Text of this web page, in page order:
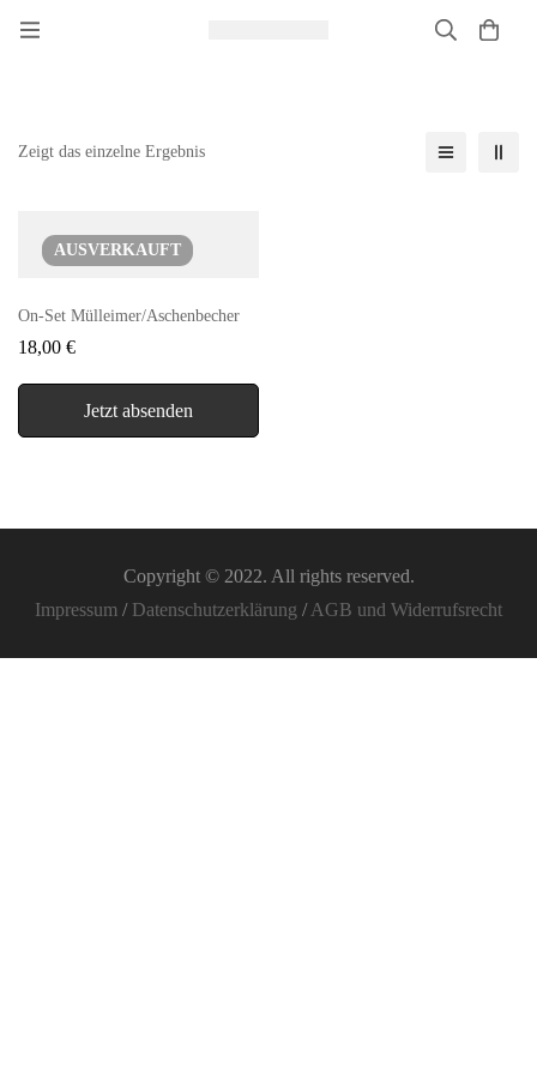
Zeigt das einzelne Ergebnis
AUSVERKAUFT
On-Set Mülleimer/Aschenbecher
18,00 €
Jetzt absenden
Copyright © 2022. All rights reserved.
Impressum / Datenschutzerklärung / AGB und Widerrufsrecht